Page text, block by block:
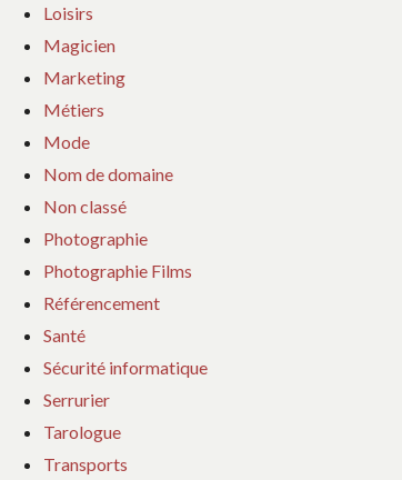
Loisirs
Magicien
Marketing
Métiers
Mode
Nom de domaine
Non classé
Photographie
Photographie Films
Référencement
Santé
Sécurité informatique
Serrurier
Tarologue
Transports